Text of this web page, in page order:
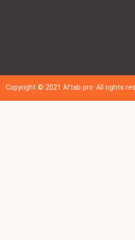
Copyright © 202 1Aftab pro. All rights